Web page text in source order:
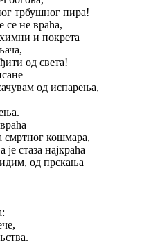
трбушног пира!
се не враћа,
и покрета
од света!
од испарења,
смртног кошмара,
стаза најкраћа
од прскања